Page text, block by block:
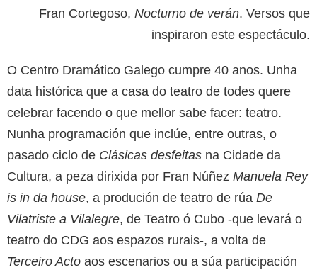
Fran Cortegoso, Nocturno de verán. Versos que
inspiraron este espectáculo.
O Centro Dramático Galego cumpre 40 anos. Unha
data histórica que a casa do teatro de todes quere
celebrar facendo o que mellor sabe facer: teatro.
Nunha programación que inclúe, entre outras, o
pasado ciclo de Clásicas desfeitas na Cidade da
Cultura, a peza dirixida por Fran Núñez Manuela Rey
is in da house, a produción de teatro de rúa De
Vilatriste a Vilalegre, de Teatro ó Cubo -que levará o
teatro do CDG aos espazos rurais-, a volta de
Terceiro Acto aos escenarios ou a súa participación